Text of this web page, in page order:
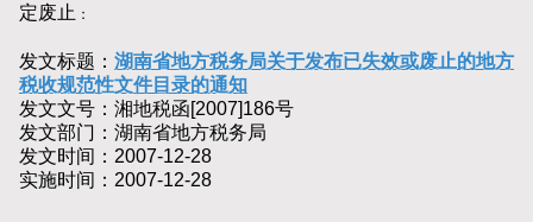
定废止 ：
发文标题： 湖南省地方税务局关于发布已失效或废止的地方
税收规范性文件目录的通知
发文文号：湘地税函[2007]186号
发文部门：湖南省地方税务局
发文时间：2007-12-28
实施时间：2007-12-28